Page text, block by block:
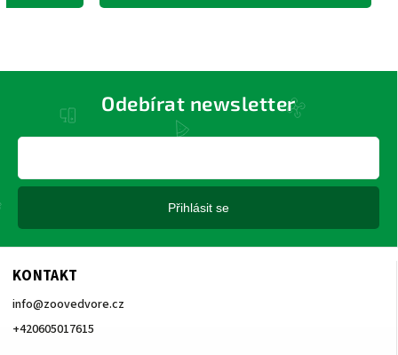
KONTAKT
info@zoovedvore.cz
+420605017615
Odebírat newsletter
Přihlásit se